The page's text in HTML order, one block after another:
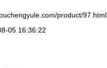
product/97.html
05 16:36:22